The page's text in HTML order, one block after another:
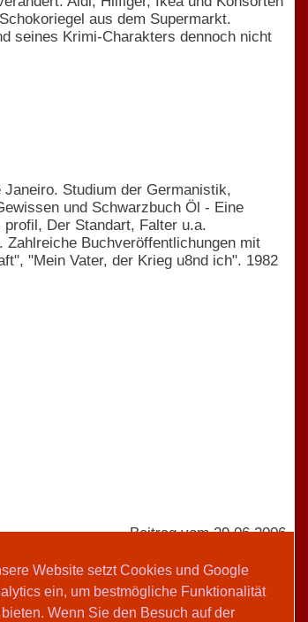
Website setzt Cookies und Google
ein, um bestmögliche Funktionalität
Wenn Sie den Besuch auf der
aus dem Supermarkt.
seines Krimi-Charakters dennoch nicht
Studium der Germanistik,
und Schwarzbuch Öl - Eine
Der Standart, Falter u.a.
Buchveröffentlichungen mit
"Mein Vater, der Krieg u8nd ich". 1982
Beitrag vom 29.06.2006
AVIVA-Redaktion